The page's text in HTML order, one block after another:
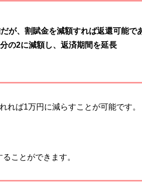
が、割賦金を減額すれば返還可能で
の2に減額し、返済期間を延長
れば1万円に減らすことが可能です。
ことができます。